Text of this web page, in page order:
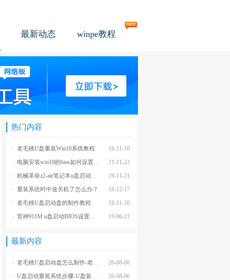
最新动态 winpe教程
热门内容
18-11-10
老毛桃U盘重装Win10系统教程
21-11-22
电脑安装win10的bios如何设置u盘图文教程
19-11-21
机械革命z2-air笔记本u盘启动BIOS设置教程
18-12-17
重装系统时中途关机了怎么办？
18-11-10
老毛桃U盘启动盘的制作教程
19-06-21
雷神911M u盘启动BIOS设置教程
最新内容
26-08-06
老毛桃U盘启动盘怎么制作-老毛桃winpeU盘启动盘制作步骤
26-08-06
U盘启动重装系统步骤-U盘装系统步骤操作